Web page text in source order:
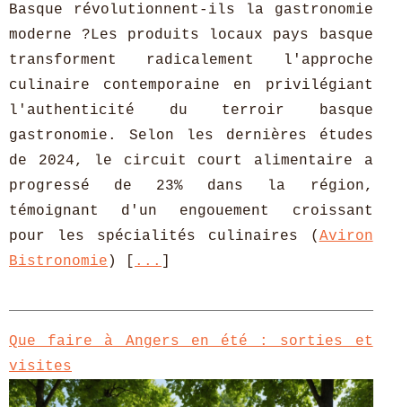
Basque révolutionnent-ils la gastronomie
moderne ?Les produits locaux pays basque
transforment radicalement l'approche
culinaire contemporaine en privilégiant
l'authenticité du terroir basque
gastronomie. Selon les dernières études
de 2024, le circuit court alimentaire a
progressé de 23% dans la région,
témoignant d'un engouement croissant
pour les spécialités culinaires ( Aviron
Bistronomie ) [ ...
Que faire à Angers en été : sorties et
visites